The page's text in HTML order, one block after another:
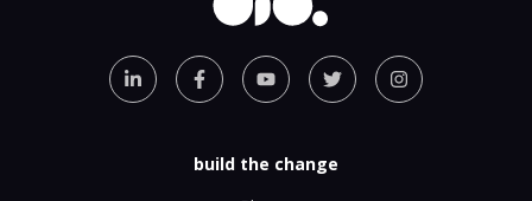
build the change